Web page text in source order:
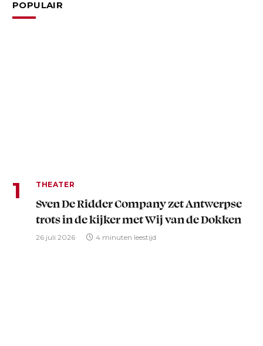
POPULAIR
THEATER
Sven De Ridder Company zet Antwerpse
trots in de kijker met Wij van de Dokken
26 juli 2026 4 minuten leestijd